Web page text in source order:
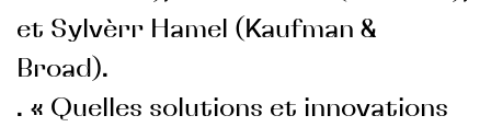
et Sylvèrr Hamel (Kaufman &
Broad).
. « Quelles solutions et innovations